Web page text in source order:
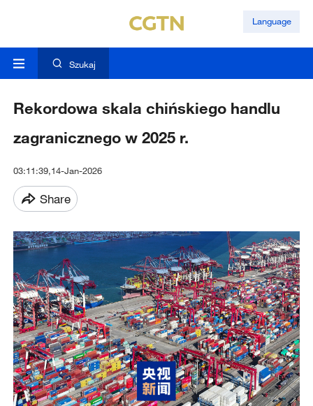
Language
Szukaj
Rekordowa skala chińskiego handlu
zagranicznego w 2025 r.
03:11:39,14-Jan-2026
Share